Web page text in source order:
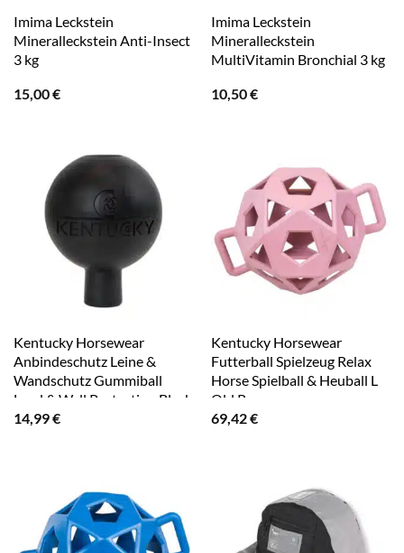
Imima Leckstein
Mineralleckstein Anti-Insect
3 kg
15,00€
Imima Leckstein
Mineralleckstein
MultiVitamin Bronchial 3 kg
10,50€
Kentucky Horsewear
Anbindeschutz Leine &
Wandschutz Gummiball
Lead & Wall Protection Black
14,99€
Kentucky Horsewear
Futterball Spielzeug Relax
Horse Spielball & Heuball L
Old Rose
69,42€